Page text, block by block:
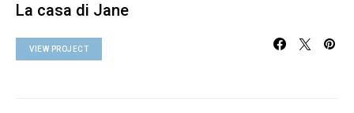
La casa di Jane
VIEW PROJECT